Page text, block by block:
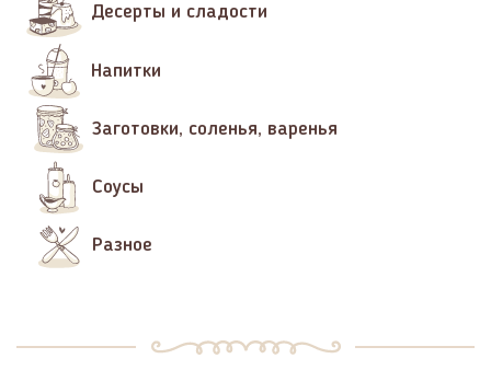
Десерты и сладости
Напитки
Заготовки, соленья, варенья
Соусы
Разное